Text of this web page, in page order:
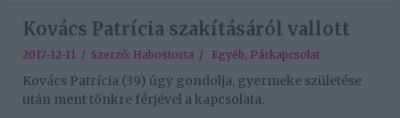
Kovács Patrícia szakításáról vallott
2017-12-11 / Szerző: Habostorta / Egyéb, Párkapcsolat
Kovács Patrícia (39) úgy gondolja, gyermeke születése
után ment tönkre férjével a kapcsolata.